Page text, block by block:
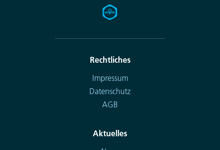
Rechtliches
Impressum
Datenschutz
AGB
Aktuelles